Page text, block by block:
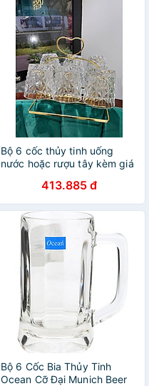
Bộ 6 cốc thủy tinh uống
nước hoặc rượu tây kèm giá
413.885 đ
Bộ 6 Cốc Bia Thủy Tinh
Ocean Cỡ Đại Munich Beer